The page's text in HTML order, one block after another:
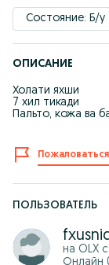
Состояние: Б/у
ОПИСАНИЕ
Холати яхши
7 хил тикади
Пальто, кожа ва
Пожаловаться
ПОЛЬЗОВАТЕЛЬ
на OLX с
Онлайн